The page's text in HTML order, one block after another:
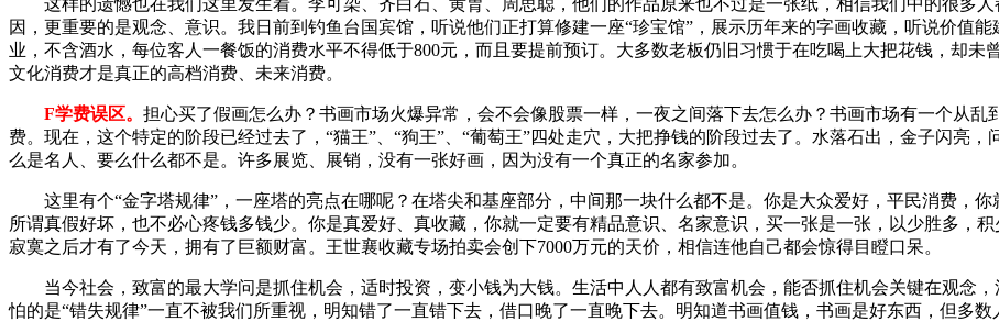
这样的遗憾也在我们这里发生着。李可染、齐白石、黄胄、周思聪，他们的作品原来也不过是一张纸，相信我们中的很多
因，更重要的是观念、意识。我日前到钓鱼台国宾馆，听说他们正打算修建一座“珍宝馆”，展示历年来的字画收藏，听说价值
业，不含酒水，每位客人一餐饭的消费水平不得低于800元，而且要提前预订。大多数老板仍旧习惯于在吃喝上大把花钱，却未
文化消费才是真正的高档消费、未来消费。
F学费误区。 担心买了假画怎么办？书画市场火爆异常，会不会像股票一样，一夜之间落下去怎么办？书画市场有一个从
费。现在，这个特定的阶段已经过去了，“猫王”、“狗王”、“葡萄王”四处走穴，大把挣钱的阶段过去了。水落石出，金子闪亮
么是名人、要么什么都不是。许多展览、展销，没有一张好画，因为没有一个真正的名家参加。
这里有个“金字塔规律”，一座塔的亮点在哪呢？在塔尖和基座部分，中间那一块什么都不是。你是大众爱好，平民消费，
所谓真假好坏，也不必心疼钱多钱少。你是真爱好、真收藏，你就一定要有精品意识、名家意识，买一张是一张，以少胜多，
寂寞之后才有了今天，拥有了巨额财富。王世襄收藏专场拍卖会创下7000万元的天价，相信连他自己都会惊得目瞪口呆。
当今社会，致富的最大学问是抓住机会，适时投资，变小钱为大钱。生活中人人都有致富机会，能否抓住机会关键在观念
怕的是“错失规律”一直不被我们所重视，明知错了一直错下去，借口晚了一直晚下去。明知道书画值钱，书画是好东西，但多